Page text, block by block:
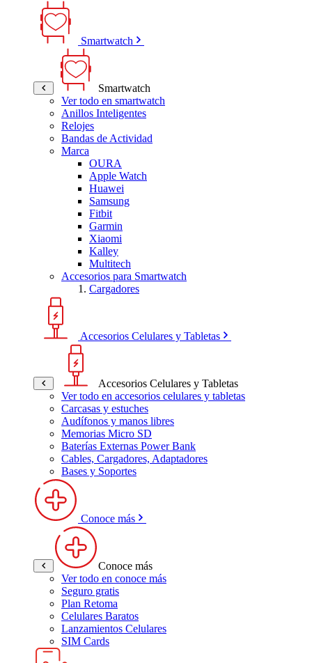
Smartwatch
Smartwatch
Ver todo en smartwatch
Anillos Inteligentes
Relojes
Bandas de Actividad
Marca
OURA
Apple Watch
Huawei
Samsung
Fitbit
Garmin
Xiaomi
Kalley
Multitech
Accesorios para Smartwatch
Cargadores
Accesorios Celulares y Tabletas
Accesorios Celulares y Tabletas
Ver todo en accesorios celulares y tabletas
Carcasas y estuches
Audífonos y manos libres
Memorias Micro SD
Baterías Externas Power Bank
Cables, Cargadores, Adaptadores
Bases y Soportes
Conoce más
Conoce más
Ver todo en conoce más
Seguro gratis
Plan Retoma
Celulares Baratos
Lanzamientos Celulares
SIM Cards